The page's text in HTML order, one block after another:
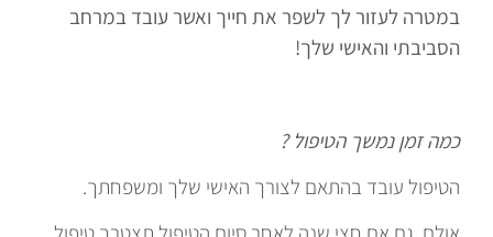
במטרה לעזור לך לשפר את חייך ואשר עובד במרחב
הסביבתי והאישי שלך!
כמה זמן נמשך הטיפול ?
הטיפול עובד בהתאם לצורך האישי שלך ומשפחתך.